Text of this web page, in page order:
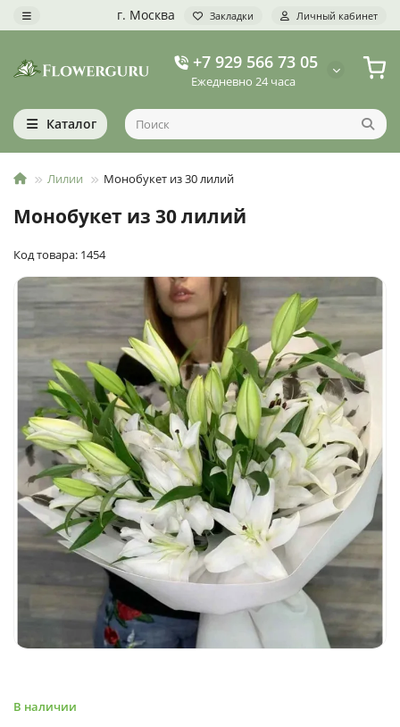
г. Москва Закладки Личный кабинет
+7 929 566 73 05
Ежедневно 24 часа
Каталог
Лилии Монобукет из 30 лилий
Монобукет из 30 лилий
Код товара: 1454
В наличии